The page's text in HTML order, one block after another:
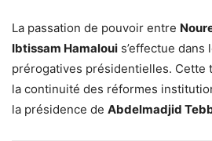
La passation de pouvoir entre
Ibtissam Hamaloui s’effectue dans
prérogatives présidentielles. Cette
la continuité des réformes
la présidence de Abdelmadjid